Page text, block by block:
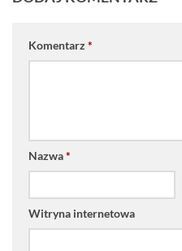
Komentarz *
Nazwa*
Witryna internetowa